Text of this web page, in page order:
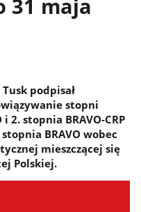
31 maja
podpisał
stopni
2. stopnia BRAVO-CRP
BRAVO wobec
mieszczącej się
Polskiej.